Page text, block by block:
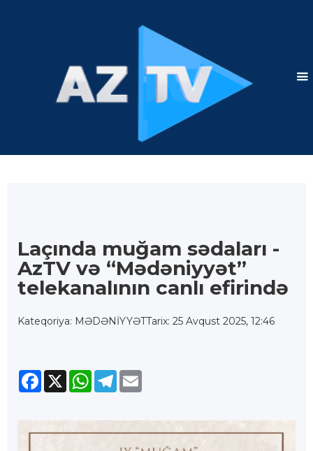
Laçında muğam sədaları -
AzTV və “Mədəniyyət”
telekanalının canlı efirində
Kateqoriya: MƏDƏNİYYƏTTarix: 25 Avqust 2025, 12:46
Facebook
X WhatsApp
Telegram